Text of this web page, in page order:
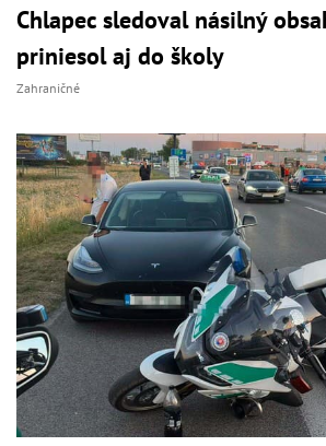
Chlapec sledoval násilný
priniesol aj do školy
Zahraničné